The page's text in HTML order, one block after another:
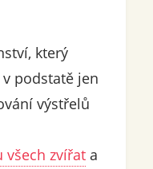
který
podstatě jen
výstřelů
všech zvířata